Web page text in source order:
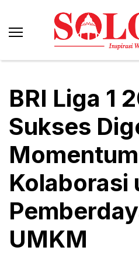
BRI Liga 1
Sukses
Momentum
Kolaborasi
UMKM